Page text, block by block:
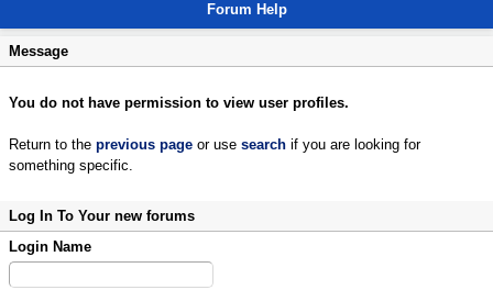
Forum Help
Message
You do not have permission to view user profiles.
Return to the previous page or use search if you are looking for
something specific.
Log In To Your new forums
Login Name